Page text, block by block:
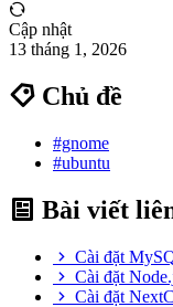
Cập nhật
13 tháng 1, 2026
Chủ đề
#gnome
#ubuntu
Bài viết
Cài đặt
Cài đặt
Cài đặt